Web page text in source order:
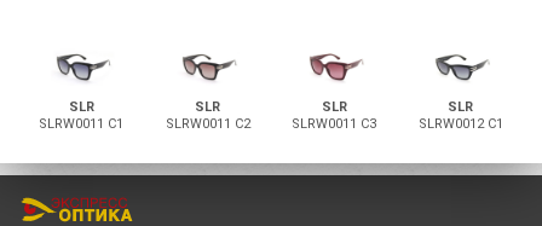
SLR
SLRW0011 С1
SLR
SLRW0011 С2
SLR
SLRW0011 С3
SLR
SLRW0012 С1